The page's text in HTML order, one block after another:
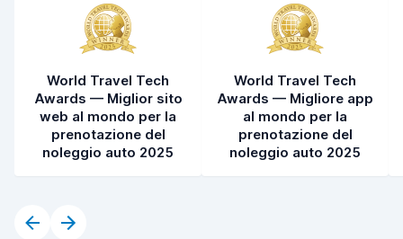
World Travel Tech
Awards — Miglior sito
web al mondo per la
prenotazione del
noleggio auto 2025
World Travel Tech
Awards — Migliore app
al mondo per la
prenotazione del
noleggio auto 2025